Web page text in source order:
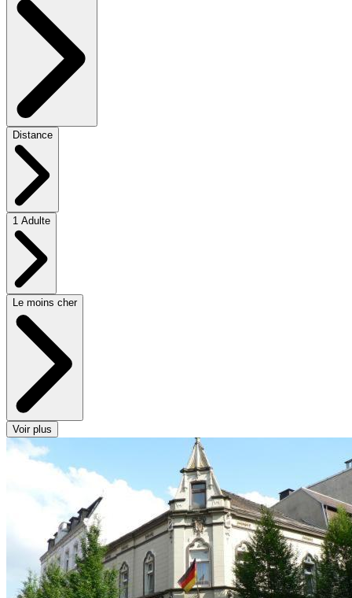
Distance
1 Adulte
Le moins cher
Voir plus